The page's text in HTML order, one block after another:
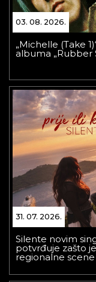
03. 08. 2026.
„Michelle (Take
albuma „Rubber
31. 07. 2026.
Silente novim
potvrđuje zašto
regionalne scene